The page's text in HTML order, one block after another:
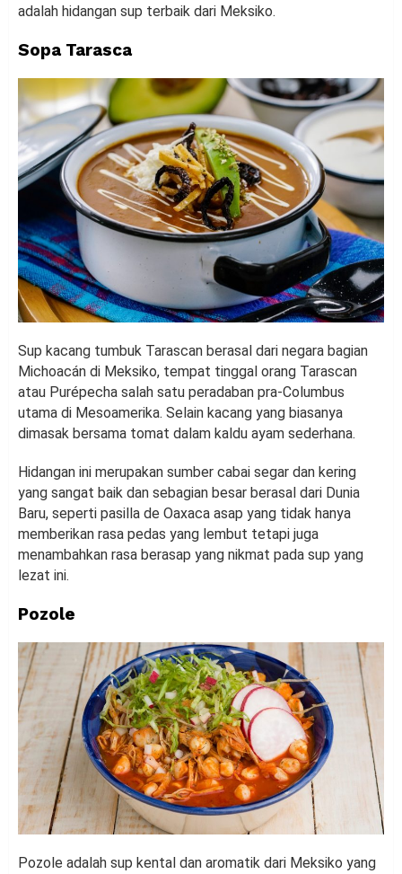
adalah hidangan sup terbaik dari Meksiko.
Sopa Tarasca
Sup kacang tumbuk Tarascan berasal dari negara bagian
Michoacán di Meksiko, tempat tinggal orang Tarascan
atau Purépecha salah satu peradaban pra-Columbus
utama di Mesoamerika. Selain kacang yang biasanya
dimasak bersama tomat dalam kaldu ayam sederhana.
Hidangan ini merupakan sumber cabai segar dan kering
yang sangat baik dan sebagian besar berasal dari Dunia
Baru, seperti pasilla de Oaxaca asap yang tidak hanya
memberikan rasa pedas yang lembut tetapi juga
menambahkan rasa berasap yang nikmat pada sup yang
lezat ini.
Pozole
Pozole adalah sup kental dan aromatik dari Meksiko yang